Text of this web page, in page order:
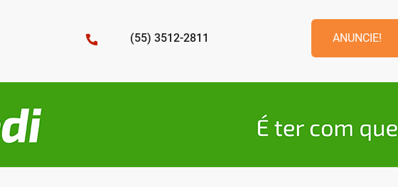
(55) 3512-2811 ANUNCIE!